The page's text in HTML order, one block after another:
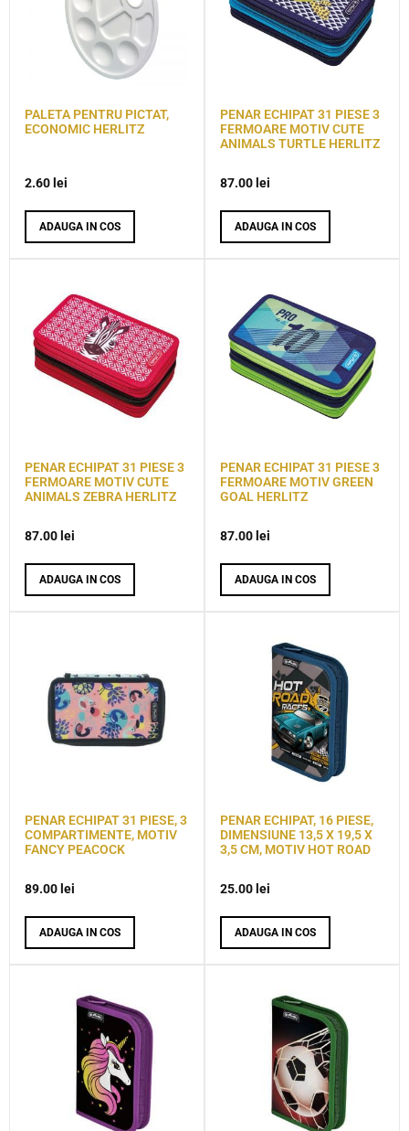
PALETA PENTRU PICTAT,
ECONOMIC HERLITZ
2.60 lei
ADAUGA IN COS
PENAR ECHIPAT 31 PIESE 3
FERMOARE MOTIV CUTE
ANIMALS TURTLE HERLITZ
87.00 lei
ADAUGA IN COS
PENAR ECHIPAT 31 PIESE 3
FERMOARE MOTIV CUTE
ANIMALS ZEBRA HERLITZ
87.00 lei
ADAUGA IN COS
PENAR ECHIPAT 31 PIESE 3
FERMOARE MOTIV GREEN
GOAL HERLITZ
87.00 lei
ADAUGA IN COS
PENAR ECHIPAT 31 PIESE, 3
COMPARTIMENTE, MOTIV
FANCY PEACOCK
89.00 lei
ADAUGA IN COS
PENAR ECHIPAT, 16 PIESE,
DIMENSIUNE 13,5 X 19,5 X
3,5 CM, MOTIV HOT ROAD
25.00 lei
ADAUGA IN COS